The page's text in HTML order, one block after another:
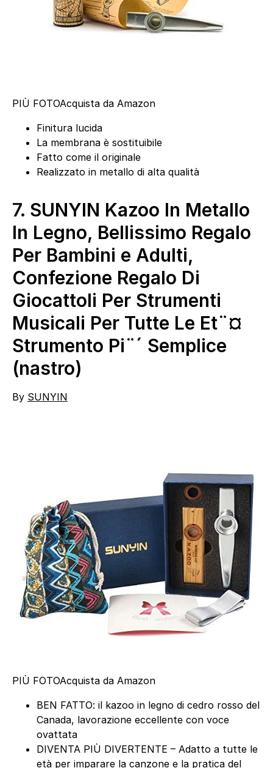
PIÙ FOTOAcquista da Amazon
Finitura lucida
La membrana è sostituibile
Fatto come il originale
Realizzato in metallo di alta qualità
7. SUNYIN Kazoo In Metallo
In Legno, Bellissimo Regalo
Per Bambini e Adulti,
Confezione Regalo Di
Giocattoli Per Strumenti
Musicali Per Tutte Le Et¨¤
Strumento Pi¨´ Semplice
(nastro)
By SUNYIN
PIÙ FOTOAcquista da Amazon
BEN FATTO: il kazoo in legno di cedro rosso del
Canada, lavorazione eccellente con voce
ovattata
DIVENTA PIÙ DIVERTENTE – Adatto a tutte le
età per imparare la canzone e la pratica del